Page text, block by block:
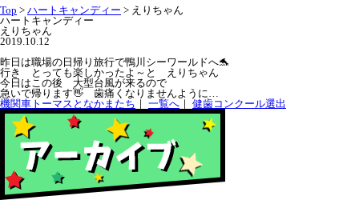
Top > ハートキャンディー > えりちゃん
ハートキャンディー
えりちゃん
2019.10.12
昨日は職場の日帰り旅行で鴨川シーワールドへ🐬
行き とっても楽しかったよ～と えりちゃん
今日はこの後 大型台風が来るので
急いで帰ります👋 歯痛くなりませんように…
機関車トーマスとなかまたち ｜ 一覧へ ｜ 健歯コンクール選出